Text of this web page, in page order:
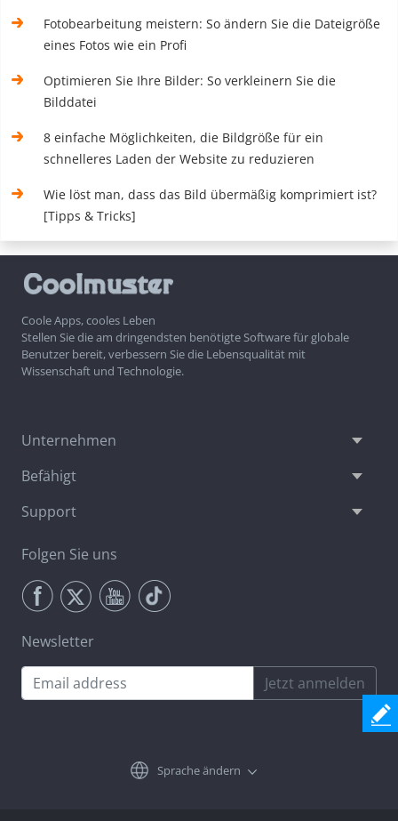
Fotobearbeitung meistern: So ändern Sie die Dateigröße
eines Fotos wie ein Profi
Optimieren Sie Ihre Bilder: So verkleinern Sie die
Bilddatei
8 einfache Möglichkeiten, die Bildgröße für ein
schnelleres Laden der Website zu reduzieren
Wie löst man, dass das Bild übermäßig komprimiert ist?
[Tipps & Tricks]
Coole Apps, cooles Leben
Stellen Sie die am dringendsten benötigte Software für globale
Benutzer bereit, verbessern Sie die Lebensqualität mit
Wissenschaft und Technologie.
Unternehmen
Befähigt
Support
Folgen Sie uns
Newsletter
Jetzt anmelden
Sprache ändern